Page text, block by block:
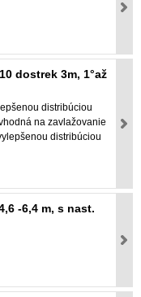
dostrek 3m, 1°až
distribúciou
na zavlažovanie
distribúciou
-6,4 m, s nast.